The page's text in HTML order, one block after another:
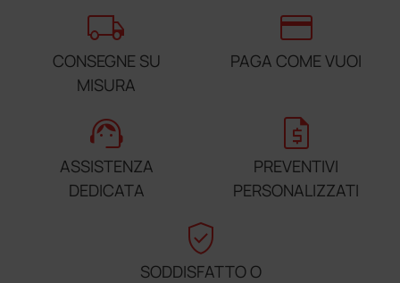
local_shipping
CONSEGNE SU
MISURA
credit_card
PAGA COME VUOI
support_agent
ASSISTENZA
DEDICATA
request_quote
PREVENTIVI
PERSONALIZZATI
verified_user
SODDISFATTO O